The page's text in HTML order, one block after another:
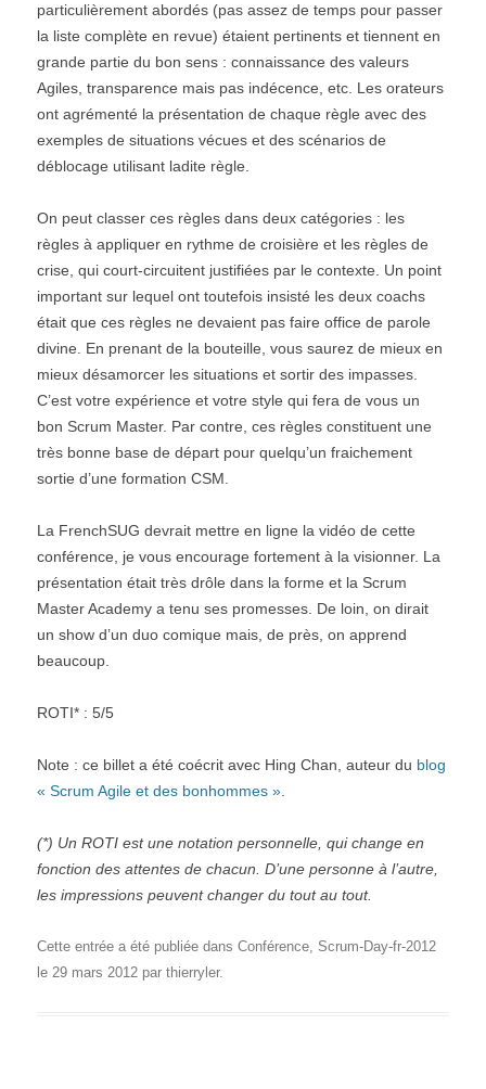
particulièrement abordés (pas assez de temps pour passer
la liste complète en revue) étaient pertinents et tiennent en
grande partie du bon sens : connaissance des valeurs
Agiles, transparence mais pas indécence, etc. Les orateurs
ont agrémenté la présentation de chaque règle avec des
exemples de situations vécues et des scénarios de
déblocage utilisant ladite règle.
On peut classer ces règles dans deux catégories : les
règles à appliquer en rythme de croisière et les règles de
crise, qui court-circuitent justifiées par le contexte. Un point
important sur lequel ont toutefois insisté les deux coachs
était que ces règles ne devaient pas faire office de parole
divine. En prenant de la bouteille, vous saurez de mieux en
mieux désamorcer les situations et sortir des impasses.
C’est votre expérience et votre style qui fera de vous un
bon Scrum Master. Par contre, ces règles constituent une
très bonne base de départ pour quelqu’un fraichement
sortie d’une formation CSM.
La FrenchSUG devrait mettre en ligne la vidéo de cette
conférence, je vous encourage fortement à la visionner. La
présentation était très drôle dans la forme et la Scrum
Master Academy a tenu ses promesses. De loin, on dirait
un show d’un duo comique mais, de près, on apprend
beaucoup.
ROTI* : 5/5
Note : ce billet a été coécrit avec Hing Chan, auteur du blog
« Scrum Agile et des bonhommes »
(*) Un ROTI est une notation personnelle, qui change en
fonction des attentes de chacun. D’une personne à l’autre,
les impressions peuvent changer du tout au tout.
Cette entrée a été publiée dans Conférence, Scrum-Day-fr-2012
le 29 mars 2012 par thierryler.